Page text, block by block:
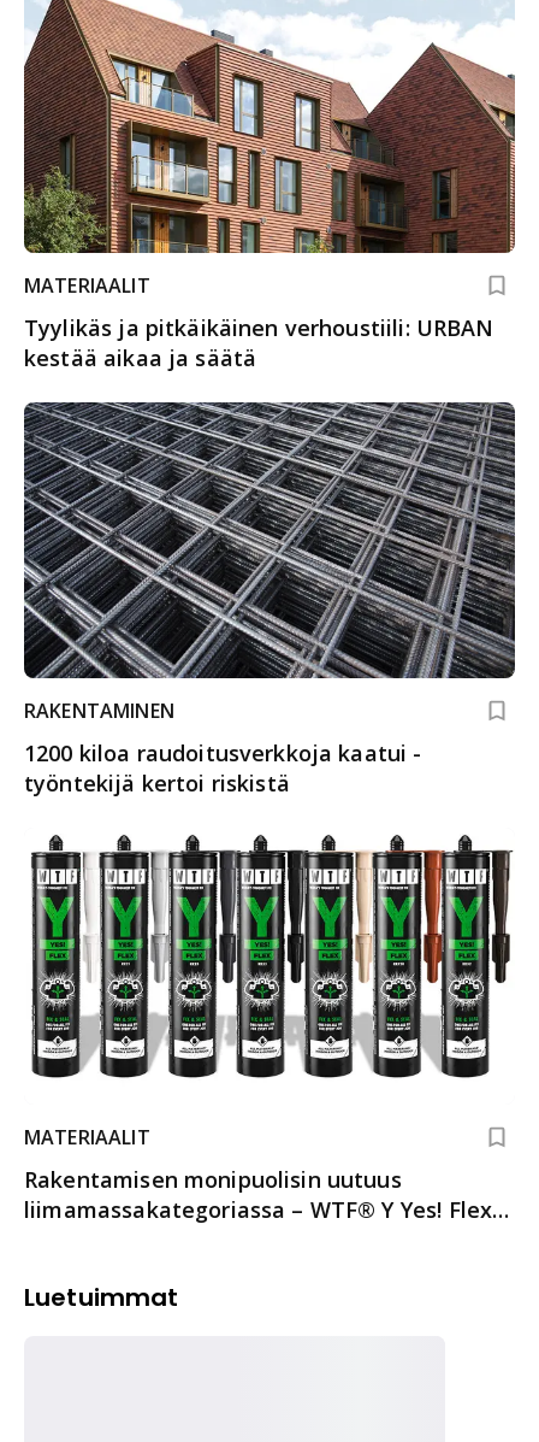
MATERIAALIT
Tyylikäs ja pitkäikäinen verhoustiili: URBAN
kestää aikaa ja säätä
RAKENTAMINEN
1200 kiloa raudoitusverkkoja kaatui -
työntekijä kertoi riskistä
MATERIAALIT
Rakentamisen monipuolisin uutuus
liimamassakategoriassa – WTF® Y Yes! Flex
Luetuimmat